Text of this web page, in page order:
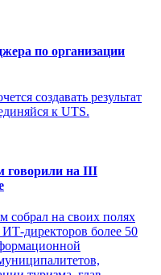
по организации
создавать результат
к UTS.
говорили на III
на своих полях
директоров более 50